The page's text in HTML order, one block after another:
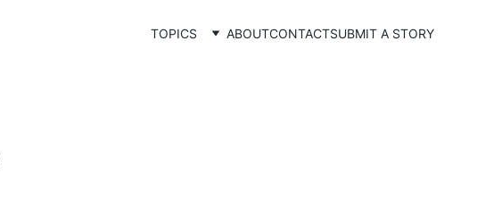
TOPICS ABOUTCONTACTSUBMIT A STORY